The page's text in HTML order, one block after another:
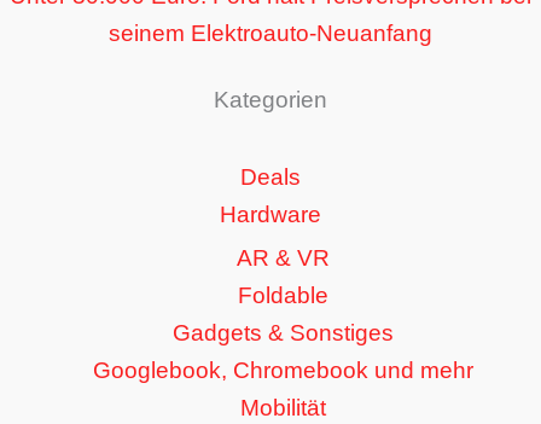
seinem Elektroauto-Neuanfang
Kategorien
Deals
Hardware
AR & VR
Foldable
Gadgets & Sonstiges
Googlebook, Chromebook und mehr
Mobilität